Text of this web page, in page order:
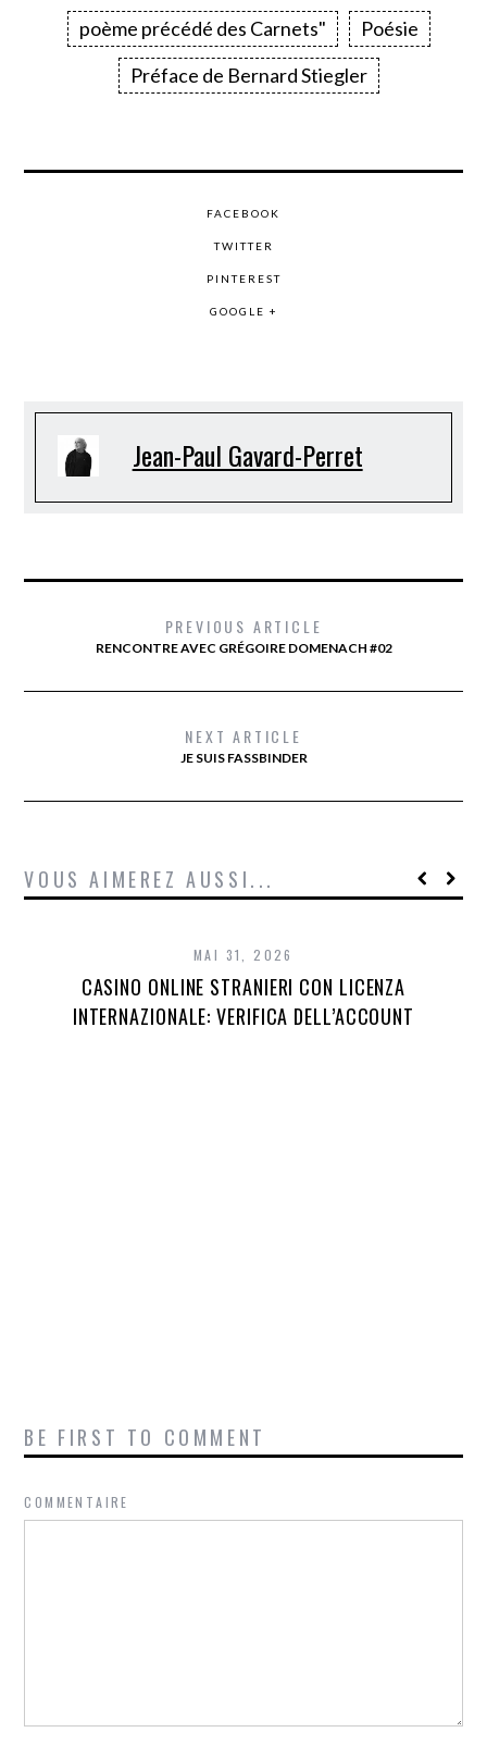
poème précédé des Carnets"
Poésie
Préface de Bernard Stiegler
FACEBOOK
TWITTER
PINTEREST
GOOGLE +
Jean-Paul Gavard-Perret
PREVIOUS ARTICLE
RENCONTRE AVEC GRÉGOIRE DOMENACH #02
NEXT ARTICLE
JE SUIS FASSBINDER
VOUS AIMEREZ AUSSI...
MAI 31, 2026
CASINO ONLINE STRANIERI CON LICENZA
INTERNAZIONALE: VERIFICA DELL’ACCOUNT
BE FIRST TO COMMENT
COMMENTAIRE